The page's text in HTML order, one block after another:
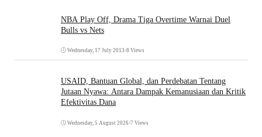
NBA Play Off, Drama Tiga Overtime Warnai Duel
Bulls vs Nets
Wednesday, 17 July 2013 •8 Views
USAID, Bantuan Global, dan Perdebatan Tentang
Jutaan Nyawa: Antara Dampak Kemanusiaan dan Kritik
Efektivitas Dana
Wednesday, 5 August 2026•7 Views